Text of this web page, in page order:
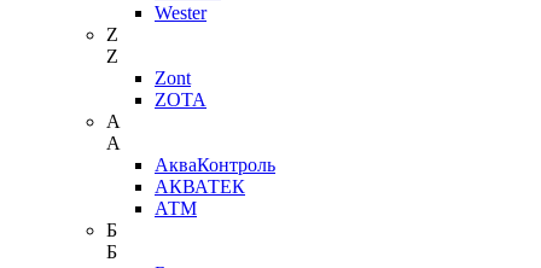
Wester
Z
Z
Zont
ZOTA
А
А
АкваКонтроль
АКВАТЕК
АТМ
Б
Б